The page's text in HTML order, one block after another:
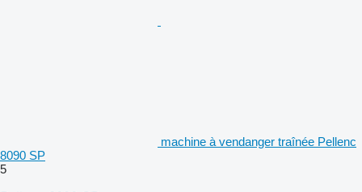
machine à vendanger traînée Pellenc
8090 SP
5